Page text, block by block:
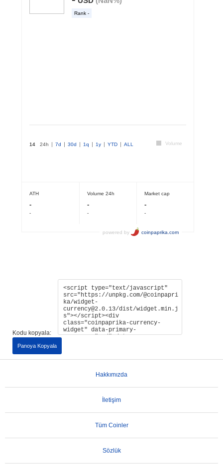
Kodu kopyala:
Panoya Kopyala
Hakkımızda
İletişim
Tüm Coinler
Sözlük